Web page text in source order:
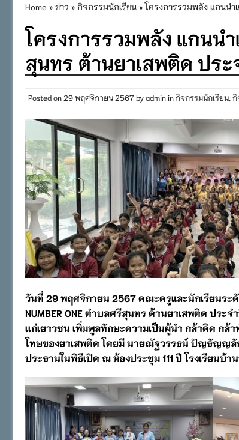
พิธีถ
31 กรกฎาคม 2569 in กิจกรรมนักเรียน // กิจกรรมถ
31 กรกฎาคม 2569 in กิจกรรมนักเรียน //กิจกรรม
Home » ข่าว » กิจกรรมนักเรียน » โครงการรวมพลัง แกนนำ
โครงการรวมพลัง แกนนำ
สุนทร ต้านยาเสพติด ปร
Posted on29 พฤศจิกายน 2567byadmininกิจกรรมนักเรียน, กิ
วันที่ 29 พฤศจิกายน 2567 คณะครูและนักเรียนระดั
NUMBER ONE ตำบลศรีสุนทร ต้านยาเสพติด ประ
เเก่เยาวชน เพิ่มพูลทักษะความเป็นผู้นำ กล้าคิด กล้
โทษของยาเสพติด โดยมี นายณัฐวรรธน์ ปัญธัญญลัก
ประธานในพิธีเปิด ณ ห้องประชุม 111 ปี โรงเรียนบ้า